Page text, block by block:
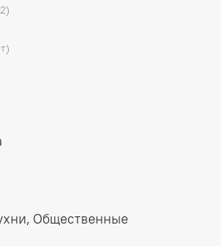
Общественные